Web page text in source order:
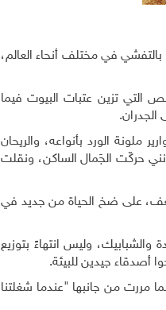
في مختلف أنحاء العالم،
التي تزين عتبات البيوت فيما
الجدران.
الورد بأنواعه، والريحان
حركّت الجَمال الساكن، ونقلت
على ضخ الحياة من جديد في
والشبابيك، وليس انتهاءً بتوزيع
أصدقاء جيدين للبيئة.
مررت من جانبها "عندما شغلتنا